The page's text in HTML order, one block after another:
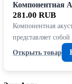
Компонентная
281.00 RUB
Компонентная
представляет
Открыть товар